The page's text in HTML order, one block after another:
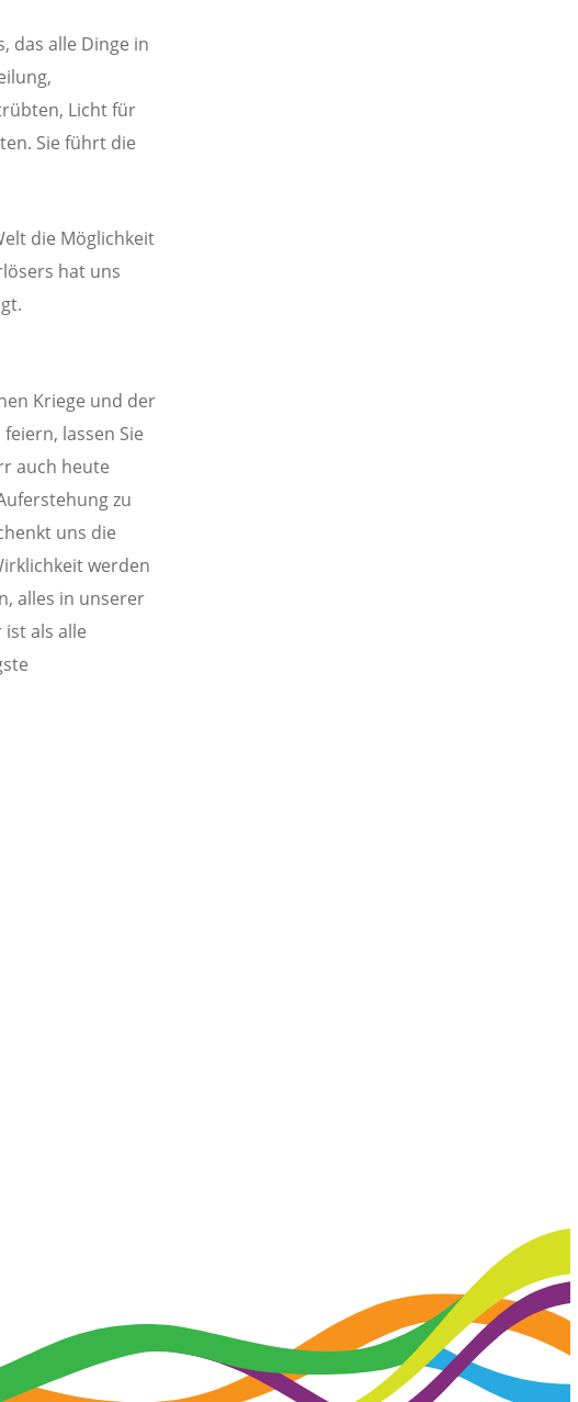
das alle Dinge in
Licht für
Sie führt die
die Möglichkeit
hat uns
Kriege und der
lassen Sie
auch heute
zu
uns die
werden
alles in unserer
als alle